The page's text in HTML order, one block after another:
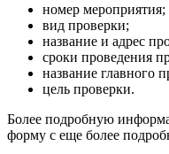
номер мероприятия;
вид проверки;
название и адрес
сроки проведения
название главного
цель проверки.
Более подробную
форму с еще более